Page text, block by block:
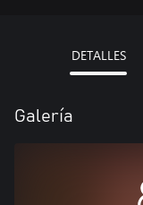
DETALLES
Galería